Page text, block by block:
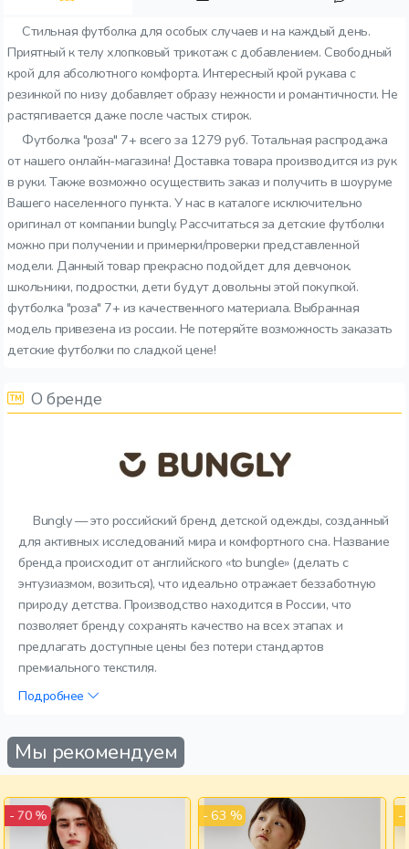
Стильная футболка для особых случаев и на каждый день.
Приятный к телу хлопковый трикотаж с добавлением. Свободный
крой для абсолютного комфорта. Интересный крой рукава с
резинкой по низу добавляет образу нежности и романтичности. Не
растягивается даже после частых стирок.
Футболка "роза" 7+ всего за 1279 руб. Тотальная распродажа
от нашего онлайн-магазина! Доставка товара производится из рук
в руки. Также возможно осуществить заказ и получить в шоуруме
Вашего населенного пункта. У нас в каталоге исключительно
оригинал от компании bungly. Рассчитаться за детские футболки
можно при получении и примерки/проверки представленной
модели. Данный товар прекрасно подойдет для девчонок.
школьники, подростки, дети будут довольны этой покупкой.
футболка "роза" 7+ из качественного материала. Выбранная
модель привезена из россии. Не потеряйте возможность заказать
детские футболки по сладкой цене!
О бренде
Bungly — это российский бренд детской одежды, созданный
для активных исследований мира и комфортного сна. Название
бренда происходит от английского «to bungle» (делать с
энтузиазмом, возиться), что идеально отражает беззаботную
природу детства. Производство находится в России, что
позволяет бренду сохранять качество на всех этапах и
предлагать доступные цены без потери стандартов
премиального текстиля.
Подробнее
Мы рекомендуем
- 70 % - 63 % -